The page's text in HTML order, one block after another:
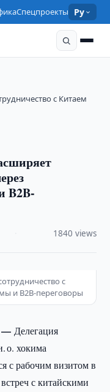
Спецпроекты Ру
с Китаем
B2B-
1840 views
с
и B2B-переговоры
—Делегация
о. хокима
с рабочим визитом в
с китайскими